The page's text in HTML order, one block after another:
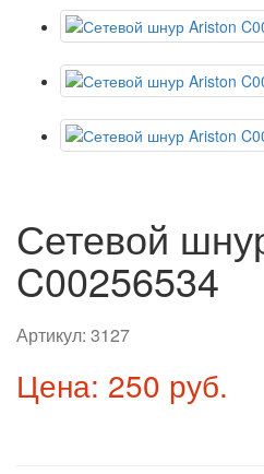
Сетевой
C00256534
Артикул: 3127
Цена: 250 руб.